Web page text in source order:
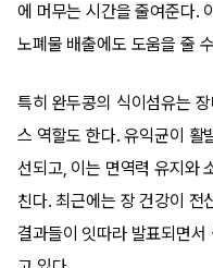
에 머무는 시간을 줄여준다.
노폐물 배출에도 도움을 줄
특히 완두콩의 식이섬유는
스 역할도 한다. 유익균이 활
선되고, 이는 면역력 유지와
친다. 최근에는 장 건강이 전
결과들이 잇따라 발표되면